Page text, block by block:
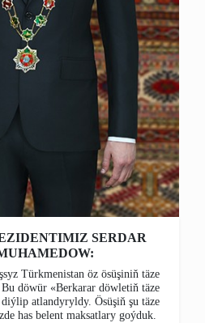
SERDAR
Türkmenistan öz ösüşiniň täze
döwür «Berkarar döwletiň täze
atlandyryldy. Ösüşiň şu täze
has belent maksatlary goýduk.